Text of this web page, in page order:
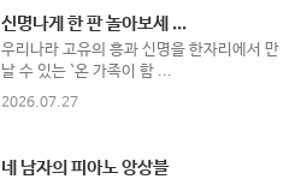
신명나게 한 판 놀아보세 ...
우리나라 고유의 흥과 신명을 한자리에서 만
날 수 있는 `온 가족이 함 ...
2026.07.27
네 남자의 피아노 앙상블